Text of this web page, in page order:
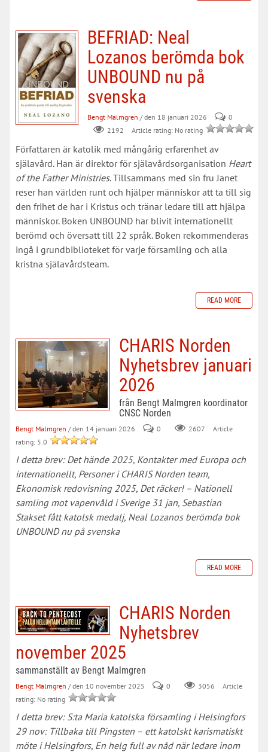
BEFRIAD: Neal
Lozanos berömda bok
UNBOUND nu på
svenska
Bengt Malmgren / den 18 januari 2026
0
2192
Article rating: No rating
Författaren är katolik med mångårig erfarenhet av
själavård. Han är direktor för själavårdsorganisation Heart
of the Father Ministries. Tillsammans med sin fru Janet
reser han världen runt och hjälper människor att ta till sig
den frihet de har i Kristus och tränar ledare till att hjälpa
människor. Boken UNBOUND har blivit internationellt
berömd och översatt till 22 språk. Boken rekommenderas
ingå i grundbiblioteket för varje församling och alla
kristna själavårdsteam. ​
READ MORE
CHARIS Norden
Nyhetsbrev januari
2026
från Bengt Malmgren koordinator
CNSC Norden
Bengt Malmgren / den 14 januari 2026 0 2607
Article
rating: 5.0
I detta brev: Det hände 2025, Kontakter med Europa och
internationellt, Personer i CHARIS Norden team,
Ekonomisk redovisning 2025, Det räcker! – Nationell
samling mot vapenvåld i Sverige 31 jan, Sebastian
Stakset fått katolsk medalj, Neal Lozanos berömda bok
UNBOUND nu på svenska
READ MORE
CHARIS Norden
Nyhetsbrev
november 2025
sammanställt av Bengt Malmgren
Bengt Malmgren / den 10 november 2025 0 3056
Article
rating: No rating
I detta brev: S:ta Maria katolska församling i Helsingfors
29 nov: Tillbaka till Pingsten – ett katolskt karismatiskt
möte i Helsingfors, En helg full av nåd när ledare inom